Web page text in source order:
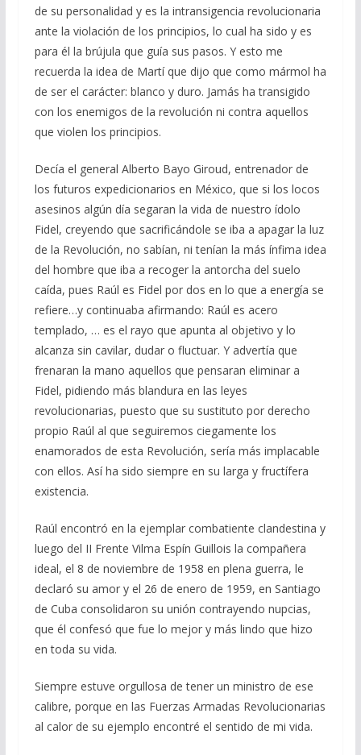
de su personalidad y es la intransigencia revolucionaria
ante la violación de los principios, lo cual ha sido y es
para él la brújula que guía sus pasos. Y esto me
recuerda la idea de Martí que dijo que como mármol ha
de ser el carácter: blanco y duro. Jamás ha transigido
con los enemigos de la revolución ni contra aquellos
que violen los principios.
Decía el general Alberto Bayo Giroud, entrenador de
los futuros expedicionarios en México, que si los locos
asesinos algún día segaran la vida de nuestro ídolo
Fidel, creyendo que sacrificándole se iba a apagar la luz
de la Revolución, no sabían, ni tenían la más ínfima idea
del hombre que iba a recoger la antorcha del suelo
caída, pues Raúl es Fidel por dos en lo que a energía se
refiere…y continuaba afirmando: Raúl es acero
templado, … es el rayo que apunta al objetivo y lo
alcanza sin cavilar, dudar o fluctuar. Y advertía que
frenaran la mano aquellos que pensaran eliminar a
Fidel, pidiendo más blandura en las leyes
revolucionarias, puesto que su sustituto por derecho
propio Raúl al que seguiremos ciegamente los
enamorados de esta Revolución, sería más implacable
con ellos. Así ha sido siempre en su larga y fructífera
existencia.
Raúl encontró en la ejemplar combatiente clandestina y
luego del II Frente Vilma Espín Guillois la compañera
ideal, el 8 de noviembre de 1958 en plena guerra, le
declaró su amor y el 26 de enero de 1959, en Santiago
de Cuba consolidaron su unión contrayendo nupcias,
que él confesó que fue lo mejor y más lindo que hizo
en toda su vida.
Siempre estuve orgullosa de tener un ministro de ese
calibre, porque en las Fuerzas Armadas Revolucionarias
al calor de su ejemplo encontré el sentido de mi vida.